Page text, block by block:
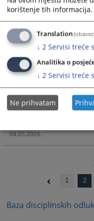
Baza disciplinskih
08.06.2026.
1170/2026
19.05.2026.
Nastavak pripremnog
580/2026
15.05.2026.
Nastavak glavne
04.05.2026.
Ročište za glavnu
1 2
korištenje tih informacija.
Translation
↓ 2 Servisi treće
Analitika o
↓ 2 Servisi treće
Ne prihvatam